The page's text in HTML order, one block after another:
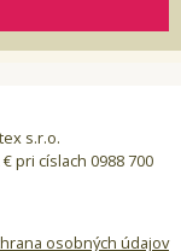
s.r.o.
pri císlach 0988 700
osobných údajov